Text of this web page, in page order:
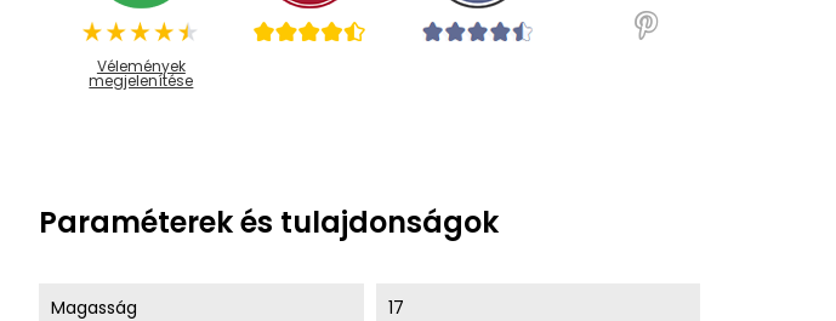
Vélemények
megjelenítése
Paraméterek és tulajdonságok
Magasság 17